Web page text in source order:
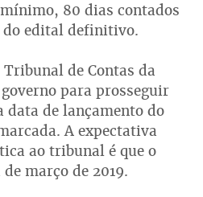
80 dias contados
do edital definitivo.
de Contas da
para prosseguir
data de lançamento do
A expectativa
ao tribunal é que o
março de 2019.